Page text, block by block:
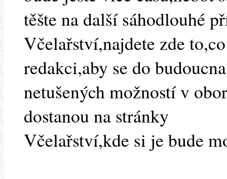
těšte na další sáhodlouhé
Včelařství,najdete zde
redakci,aby se do
netušených možností v
dostanou na stránky
Včelařství,kde si je bude